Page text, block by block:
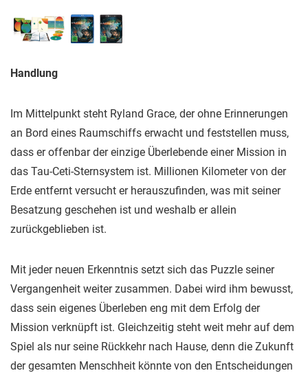
Handlung
Im Mittelpunkt steht Ryland Grace, der ohne Erinnerungen
an Bord eines Raumschiffs erwacht und feststellen muss,
dass er offenbar der einzige Überlebende einer Mission in
das Tau-Ceti-Sternsystem ist. Millionen Kilometer von der
Erde entfernt versucht er herauszufinden, was mit seiner
Besatzung geschehen ist und weshalb er allein
zurückgeblieben ist.
Mit jeder neuen Erkenntnis setzt sich das Puzzle seiner
Vergangenheit weiter zusammen. Dabei wird ihm bewusst,
dass sein eigenes Überleben eng mit dem Erfolg der
Mission verknüpft ist. Gleichzeitig steht weit mehr auf dem
Spiel als nur seine Rückkehr nach Hause, denn die Zukunft
der gesamten Menschheit könnte von den Entscheidungen